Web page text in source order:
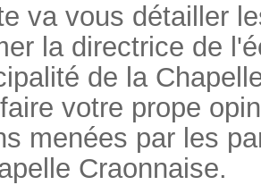
va vous détailler
la directrice de
de la
votre prope
menées par les
Craonnaise.